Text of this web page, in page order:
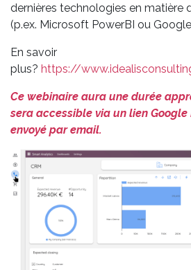
dernières technologies en matière
(p.ex. Microsoft PowerBI ou
En savoir
plus? https://
Ce webinaire aura une durée
sera accessible via un lien
envoyé par email.